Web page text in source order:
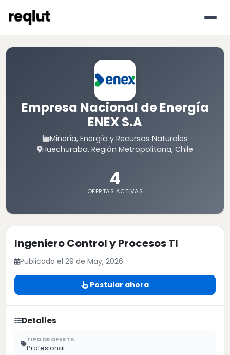
Empresa Nacional de Energía
ENEX S.A
Minería, Energía y Recursos Naturales
Huechuraba, Región Metropolitana, Chile
4
OFERTAS ACTIVAS
Ingeniero Control y Procesos TI
Publicado el 29 de May, 2026
Postular ahora
Detalles
TIPO DE OFERTA
Profesional